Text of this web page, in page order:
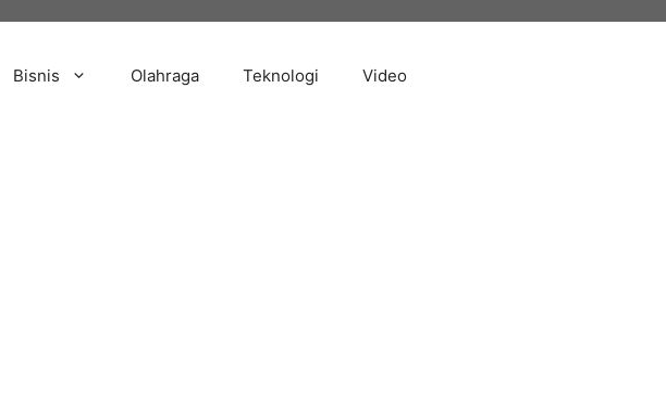
Bisnis Olahraga Teknologi Video